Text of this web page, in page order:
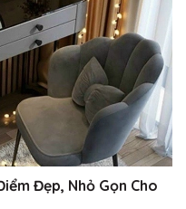
Đẹp, Nhỏ Gọn Cho